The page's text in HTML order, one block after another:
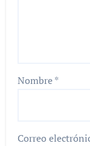
Nombre*
Correo